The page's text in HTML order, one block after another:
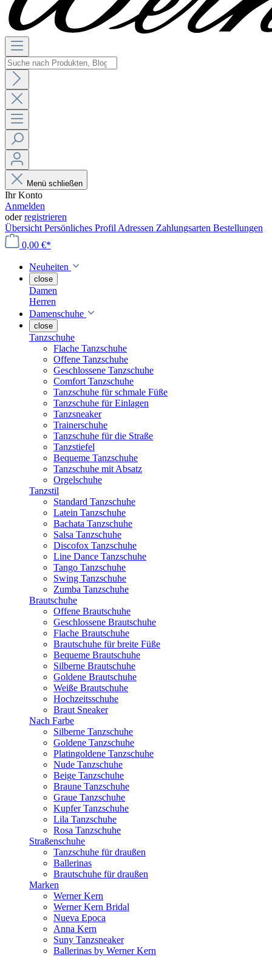
Menü schließen
Ihr Konto
Anmelden
oderregistrieren
Übersicht Persönliches Profil Adressen Zahlungsarten Bestellungen
0,00 €*
Neuheiten
close
Damen
Herren
Damenschuhe
close
Tanzschuhe
Flache Tanzschuhe
Offene Tanzschuhe
Geschlossene Tanzschuhe
Comfort Tanzschuhe
Tanzschuhe für schmale Füße
Tanzschuhe für Einlagen
Tanzsneaker
Trainerschuhe
Tanzschuhe für die Straße
Tanzstiefel
Bequeme Tanzschuhe
Tanzschuhe mit Absatz
Orgelschuhe
Tanzstil
Standard Tanzschuhe
Latein Tanzschuhe
Bachata Tanzschuhe
Salsa Tanzschuhe
Discofox Tanzschuhe
Line Dance Tanzschuhe
Tango Tanzschuhe
Swing Tanzschuhe
Zumba Tanzschuhe
Brautschuhe
Offene Brautschuhe
Geschlossene Brautschuhe
Flache Brautschuhe
Brautschuhe für breite Füße
Bequeme Brautschuhe
Silberne Brautschuhe
Goldene Brautschuhe
Weiße Brautschuhe
Hochzeitsschuhe
Braut Sneaker
Nach Farbe
Silberne Tanzschuhe
Goldene Tanzschuhe
Platingoldene Tanzschuhe
Nude Tanzschuhe
Beige Tanzschuhe
Braune Tanzschuhe
Graue Tanzschuhe
Kupfer Tanzschuhe
Lila Tanzschuhe
Rosa Tanzschuhe
Straßenschuhe
Tanzschuhe für draußen
Ballerinas
Brautschuhe für draußen
Marken
Werner Kern
Werner Kern Bridal
Nueva Epoca
Anna Kern
Suny Tanzsneaker
Ballerinas by Werner Kern